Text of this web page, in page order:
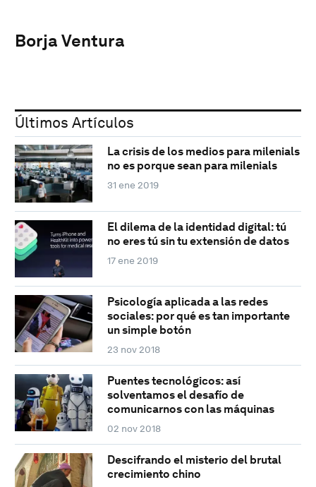
Borja Ventura
Últimos Artículos
La crisis de los medios para milenials
no es porque sean para milenials
31 ene 2019
El dilema de la identidad digital: tú
no eres tú sin tu extensión de datos
17 ene 2019
Psicología aplicada a las redes
sociales: por qué es tan importante
un simple botón
23 nov 2018
Puentes tecnológicos: así
solventamos el desafío de
comunicarnos con las máquinas
02 nov 2018
Descifrando el misterio del brutal
crecimiento chino